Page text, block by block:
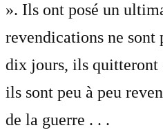
». Ils ont posé un
revendications ne sont
dix jours, ils quitteront
ils sont peu à peu
de la guerre . . .